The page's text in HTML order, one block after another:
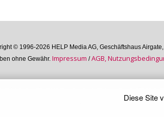
© 1996-2026 HELP Media AG, Geschäftshaus
ohne Gewähr. Im­pres­sum /AGB,
Diese Site